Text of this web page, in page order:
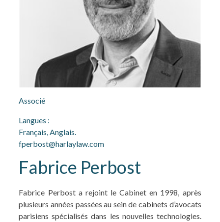
Associé
Langues :
Français, Anglais.
fperbost@harlaylaw.com
Fabrice Perbost
Fabrice Perbost a rejoint le Cabinet en 1998, après
plusieurs années passées au sein de cabinets d’avocats
parisiens spécialisés dans les nouvelles technologies.